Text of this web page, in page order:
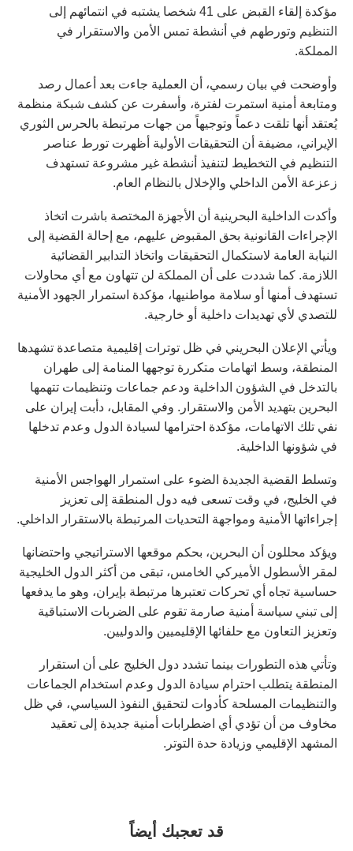
مؤكدة إلقاء القبض على 41 شخصا يشتبه في انتمائهم إلى
التنظيم وتورطهم في أنشطة تمس الأمن والاستقرار في
المملكة.
وأوضحت في بيان رسمي، أن العملية جاءت بعد أعمال رصد
ومتابعة أمنية استمرت لفترة، وأسفرت عن كشف شبكة منظمة
يُعتقد أنها تلقت دعماً وتوجيهاً من جهات مرتبطة بالحرس الثوري
الإيراني، مضيفة أن التحقيقات الأولية أظهرت تورط عناصر
التنظيم في التخطيط لتنفيذ أنشطة غير مشروعة تستهدف
زعزعة الأمن الداخلي والإخلال بالنظام العام.
وأكدت الداخلية البحرينية أن الأجهزة المختصة باشرت اتخاذ
الإجراءات القانونية بحق المقبوض عليهم، مع إحالة القضية إلى
النيابة العامة لاستكمال التحقيقات واتخاذ التدابير القضائية
اللازمة. كما شددت على أن المملكة لن تتهاون مع أي محاولات
تستهدف أمنها أو سلامة مواطنيها، مؤكدة استمرار الجهود الأمنية
للتصدي لأي تهديدات داخلية أو خارجية.
ويأتي الإعلان البحريني في ظل توترات إقليمية متصاعدة تشهدها
المنطقة، وسط اتهامات متكررة توجهها المنامة إلى طهران
بالتدخل في الشؤون الداخلية ودعم جماعات وتنظيمات تتهمها
البحرين بتهديد الأمن والاستقرار. وفي المقابل، دأبت إيران على
نفي تلك الاتهامات، مؤكدة احترامها لسيادة الدول وعدم تدخلها
في شؤونها الداخلية.
وتسلط القضية الجديدة الضوء على استمرار الهواجس الأمنية
في الخليج، في وقت تسعى فيه دول المنطقة إلى تعزيز
إجراءاتها الأمنية ومواجهة التحديات المرتبطة بالاستقرار الداخلي.
ويؤكد محللون أن البحرين، بحكم موقعها الاستراتيجي واحتضانها
لمقر الأسطول الأميركي الخامس، تبقى من أكثر الدول الخليجية
حساسية تجاه أي تحركات تعتبرها مرتبطة بإيران، وهو ما يدفعها
إلى تبني سياسة أمنية صارمة تقوم على الضربات الاستباقية
وتعزيز التعاون مع حلفائها الإقليميين والدوليين.
وتأتي هذه التطورات بينما تشدد دول الخليج على أن استقرار
المنطقة يتطلب احترام سيادة الدول وعدم استخدام الجماعات
والتنظيمات المسلحة كأدوات لتحقيق النفوذ السياسي، في ظل
مخاوف من أن تؤدي أي اضطرابات أمنية جديدة إلى تعقيد
المشهد الإقليمي وزيادة حدة التوتر.
قد تعجبك أيضاً